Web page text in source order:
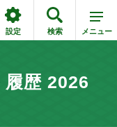
設定 検索 メニュー
歴 2026